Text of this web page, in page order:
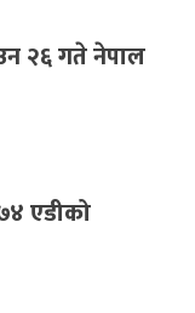
२६ गते नेपाल
एडीको